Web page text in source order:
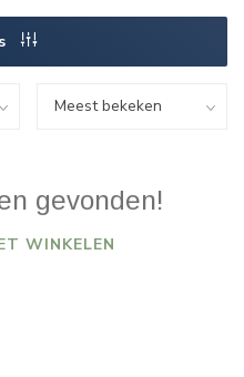
gevonden!
WINKELEN